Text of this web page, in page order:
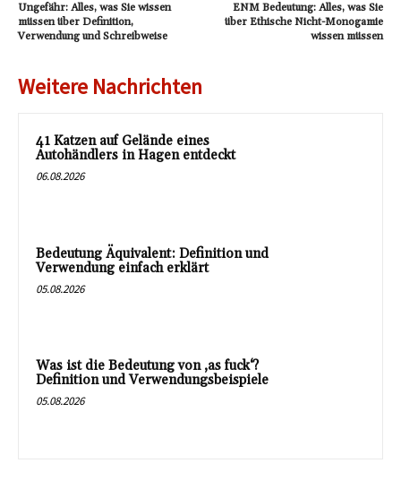
Ungefähr: Alles, was Sie wissen
müssen über Definition,
Verwendung und Schreibweise
ENM Bedeutung: Alles, was Sie
über Ethische Nicht-Monogamie
wissen müssen
Weitere Nachrichten
41 Katzen auf Gelände eines
Autohändlers in Hagen entdeckt
06.08.2026
Bedeutung Äquivalent: Definition und
Verwendung einfach erklärt
05.08.2026
Was ist die Bedeutung von ‚as fuck‘?
Definition und Verwendungsbeispiele
05.08.2026